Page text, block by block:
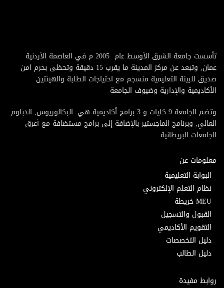
تأسست جامعة الشرق الأوسط عام 2005 م في العاصمة الأردنية
عمان, وتبعد عن مركز المدينة ما يقرب 15 دقيقة وتحظى بحرم امن
صديق للبيئة التعليمية منسجم مع احتياجات الطلبة والهيئتين
الأكاديمية والإدارية وضيوف الجامعة
وتضم الجامعة 9 كليات و 3 برامج أكاديمية هي: البكالوريوس, الدبلوم
العالي, وبرنامج الماجستير بالإضافة إلى برامج مستضافة مع أعرق
الجامعات البريطانية.
معلومات عن
البوابة التعليمية
نظام التعلم الإلكتروني
MEU خريطة
القبول والتسجيل
التقويم الأكاديمي
دليل التخصصات
دليل الطالب
روابط مفيدة